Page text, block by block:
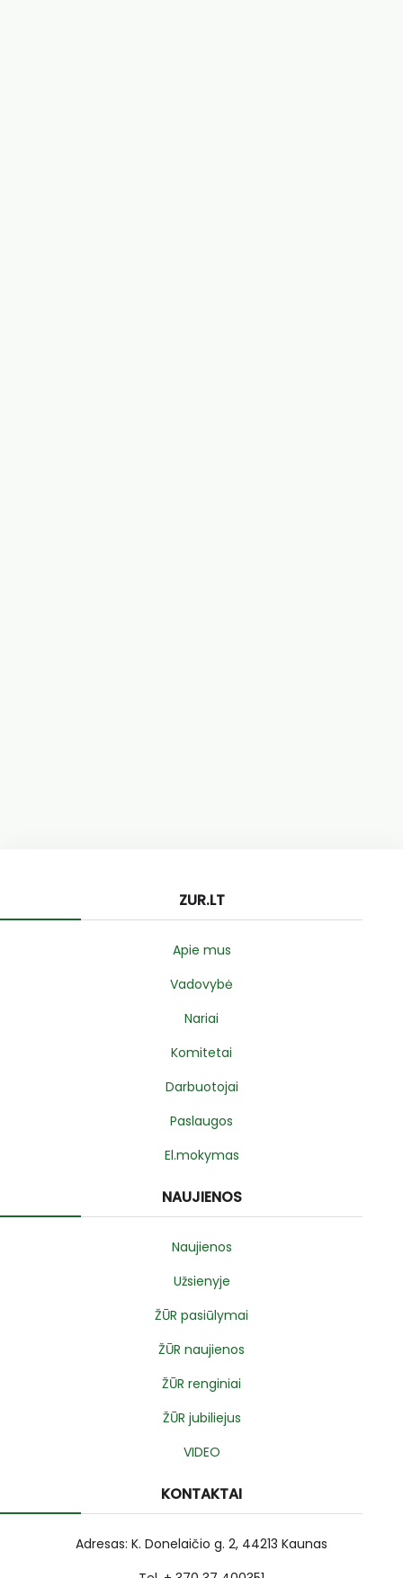
ZUR.LT
Apie mus
Vadovybė
Nariai
Komitetai
Darbuotojai
Paslaugos
El.mokymas
NAUJIENOS
Naujienos
Užsienyje
ŽŪR pasiūlymai
ŽŪR naujienos
ŽŪR renginiai
ŽŪR jubiliejus
VIDEO
KONTAKTAI
Adresas: K. Donelaičio g. 2, 44213 Kaunas